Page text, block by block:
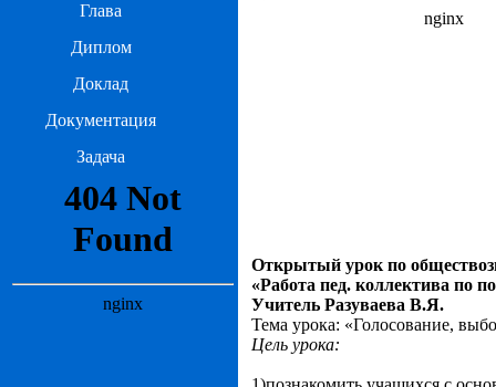
Глава
Диплом
Доклад
Документация
Задача
Открытый урок по
«Работа пед. коллектива по
Учитель Разуваева В.Я.
Тема урока: «Голосование,
Цель урока: